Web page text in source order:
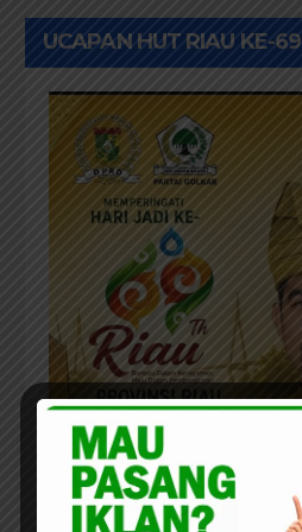
UCAPAN HUT RIAU KE-69